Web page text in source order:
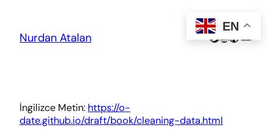
content
Nurdan Atalan Twitter
LinkedIn
GitHub
İngilizce Metin: https://o-
date.github.io/draft/book/cleaning-data.html
EN